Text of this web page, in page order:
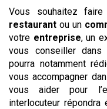
Vous souhaitez faire
restaurant ou un
votre entreprise, un
vous conseiller dans
pourra notamment
vous accompagner
vous aider pour
interlocuteur répondra